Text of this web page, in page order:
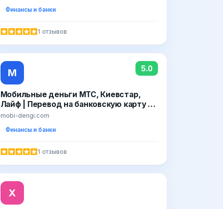
Финансы и банки
1 отзывов
М 5.0
Мобильные деньги МТС, Киевстар,
Лайф | Перевод на банковскую карту -
Mobi-dengi.com
mobi-dengi.com
Финансы и банки
1 отзывов
X